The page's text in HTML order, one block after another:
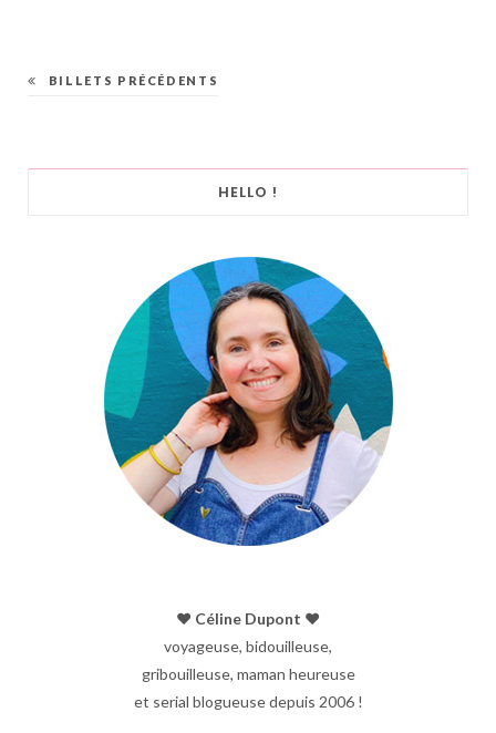
BILLETS PRÉCÉDENTS
HELLO !
♥︎ Céline Dupont ♥︎
voyageuse, bidouilleuse,
gribouilleuse, maman heureuse
et serial blogueuse depuis 2006 !